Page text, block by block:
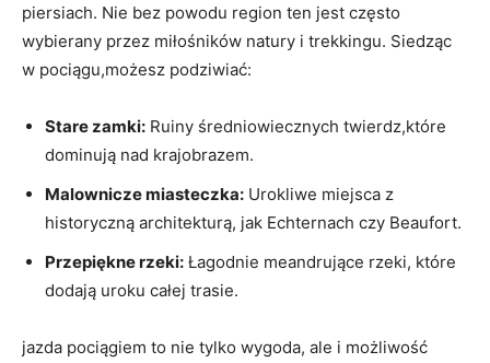
⁤piersiach. Nie bez powodu⁣ region ⁢ten jest często
wybierany przez miłośników natury i trekkingu. Siedząc
w pociągu,możesz podziwiać:
Stare zamki: ​Ruiny średniowiecznych ‌twierdz,które
dominują nad krajobrazem.
Malownicze miasteczka: Urokliwe miejsca z
historyczną ⁢architekturą, jak Echternach czy Beaufort.
Przepiękne rzeki: Łagodnie meandrujące ‍rzeki, które‍
dodają uroku całej ⁤trasie.
jazda pociągiem to nie tylko ⁣wygoda, ale i możliwość